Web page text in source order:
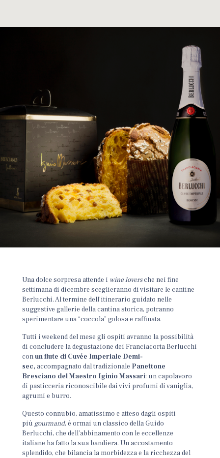
Una dolce sorpresa attende i wine loversche nei fine
settimana di dicembre sceglieranno di visitare le cantine
Berlucchi. Al termine dell’itinerario guidato nelle
suggestive gallerie della cantina storica, potranno
sperimentare una “coccola” golosa e raffinata.
Tutti i weekend del mese gli ospiti avranno la possibilità
di concludere la degustazione dei Franciacorta Berlucchi
conun flute di Cuvée Imperiale Demi-
sec, accompagnato dal tradizionale Panettone
Bresciano del Maestro Iginio Massari: un capolavoro
di pasticceria riconoscibile dai vivi profumi di vaniglia,
agrumi e burro.
Questo connubio, amatissimo e atteso dagli ospiti
piùgourmand, è ormai un classico della Guido
Berlucchi, che dell’abbinamento con le eccellenze
italiane ha fatto la sua bandiera. Un accostamento
splendido, che bilancia la morbidezza e la ricchezza del